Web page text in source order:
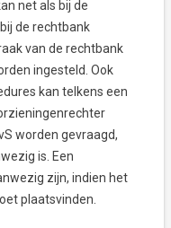
net als bij de
de rechtbank
van de rechtbank
ingesteld. Ook
kan telkens een
worden gevraagd,
is. Een
zijn, indien het
plaatsvinden.